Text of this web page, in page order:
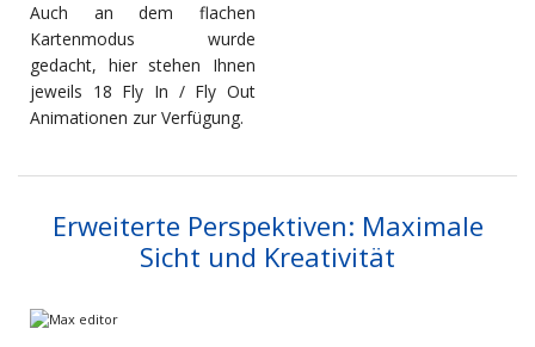
Auch an dem flachen
Kartenmodus wurde
gedacht, hier stehen Ihnen
jeweils 18 Fly In / Fly Out
Animationen zur Verfügung.
Erweiterte Perspektiven: Maximale
Sicht und Kreativität